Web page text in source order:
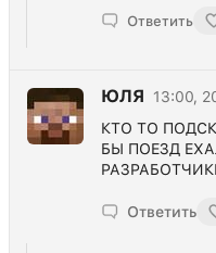
Ответить
ЮЛЯ
13:00,
КТО ТО
БЫ ПОЕЗД
Ответить